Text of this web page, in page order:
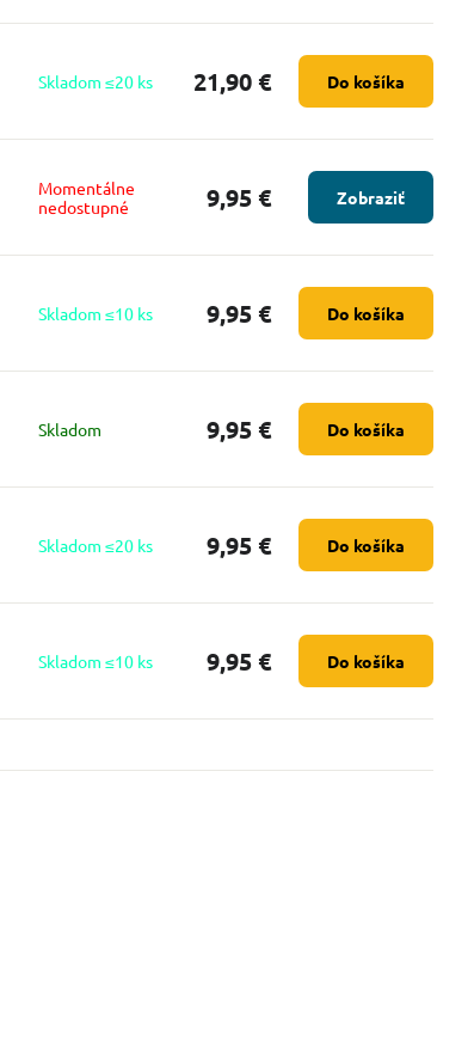
Skladom ≤20 ks 21,90 € Do košíka
Momentálne
nedostupné
9,95 € Zobraziť
Skladom ≤10 ks 9,95 € Do košíka
Skladom 9,95 € Do košíka
Skladom ≤20 ks 9,95 € Do košíka
Skladom ≤10 ks 9,95 € Do košíka